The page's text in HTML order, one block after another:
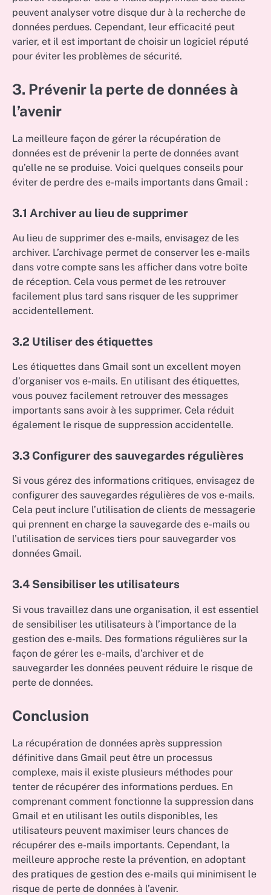
peuvent analyser votre disque dur à la recherche de
données perdues. Cependant, leur efficacité peut
varier, et il est important de choisir un logiciel réputé
pour éviter les problèmes de sécurité.
3. Prévenir la perte de données à
l’avenir
La meilleure façon de gérer la récupération de
données est de prévenir la perte de données avant
qu’elle ne se produise. Voici quelques conseils pour
éviter de perdre des e-mails importants dans Gmail :
3.1 Archiver au lieu de supprimer
Au lieu de supprimer des e-mails, envisagez de les
archiver. L’archivage permet de conserver les e-mails
dans votre compte sans les afficher dans votre boîte
de réception. Cela vous permet de les retrouver
facilement plus tard sans risquer de les supprimer
accidentellement.
3.2 Utiliser des étiquettes
Les étiquettes dans Gmail sont un excellent moyen
d’organiser vos e-mails. En utilisant des étiquettes,
vous pouvez facilement retrouver des messages
importants sans avoir à les supprimer. Cela réduit
également le risque de suppression accidentelle.
3.3 Configurer des sauvegardes régulières
Si vous gérez des informations critiques, envisagez de
configurer des sauvegardes régulières de vos e-mails.
Cela peut inclure l’utilisation de clients de messagerie
qui prennent en charge la sauvegarde des e-mails ou
l’utilisation de services tiers pour sauvegarder vos
données Gmail.
3.4 Sensibiliser les utilisateurs
Si vous travaillez dans une organisation, il est essentiel
de sensibiliser les utilisateurs à l’importance de la
gestion des e-mails. Des formations régulières sur la
façon de gérer les e-mails, d’archiver et de
sauvegarder les données peuvent réduire le risque de
perte de données.
Conclusion
La récupération de données après suppression
définitive dans Gmail peut être un processus
complexe, mais il existe plusieurs méthodes pour
tenter de récupérer des informations perdues. En
comprenant comment fonctionne la suppression dans
Gmail et en utilisant les outils disponibles, les
utilisateurs peuvent maximiser leurs chances de
récupérer des e-mails importants. Cependant, la
meilleure approche reste la prévention, en adoptant
des pratiques de gestion des e-mails qui minimisent le
risque de perte de données à l’avenir.